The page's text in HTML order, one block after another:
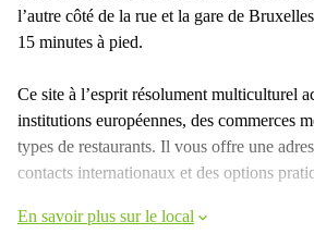
l’autre côté de la rue et la gare de
15 minutes à pied.
Ce site à l’esprit résolument multiculturel
institutions européennes, des commerces
types de restaurants. Il vous offre une
contacts internationaux et des options
En savoir plus sur le local